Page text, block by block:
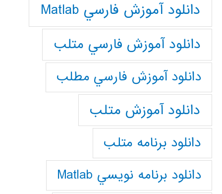
دانلود آموزش فارسي Matlab
دانلود آموزش فارسي متلب
دانلود آموزش فارسي مطلب
دانلود آموزش متلب
دانلود برنامه متلب
دانلود برنامه نويسي Matlab